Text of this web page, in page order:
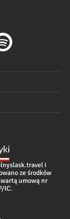
i
ze środków
umową nr
IC.